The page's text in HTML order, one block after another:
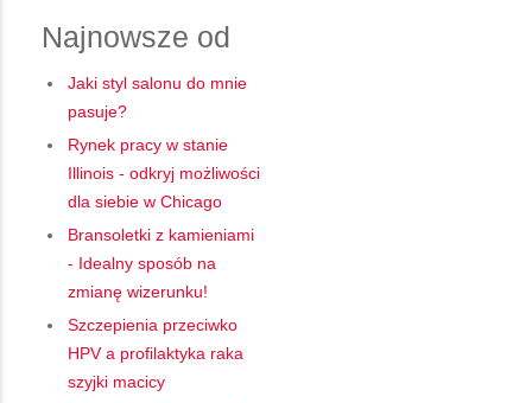
Najnowsze od
Jaki styl salonu do mnie
pasuje?
Rynek pracy w stanie
Illinois - odkryj możliwości
dla siebie w Chicago
Bransoletki z kamieniami
- Idealny sposób na
zmianę wizerunku!
Szczepienia przeciwko
HPV a profilaktyka raka
szyjki macicy